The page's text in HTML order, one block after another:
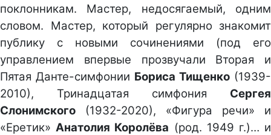
поклонникам. Мастер, недосягаемый, одним
словом. Мастер, который регулярно знакомит
публику с новыми сочинениями (под его
управлением впервые прозвучали Вторая и
Пятая Данте-симфонии Бориса Тищенко (1939-
2010), Тринадцатая симфония Сергея
Слонимского (1932-2020), «Фигура речи» и
«Еретик» Анатолия Королёва (род. 1949 г.)… и